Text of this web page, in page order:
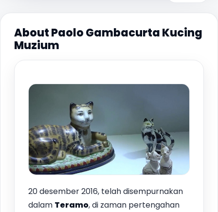
About Paolo Gambacurta Kucing
Muzium
20 desember 2016, telah disempurnakan
dalam Teramo, di zaman pertengahan